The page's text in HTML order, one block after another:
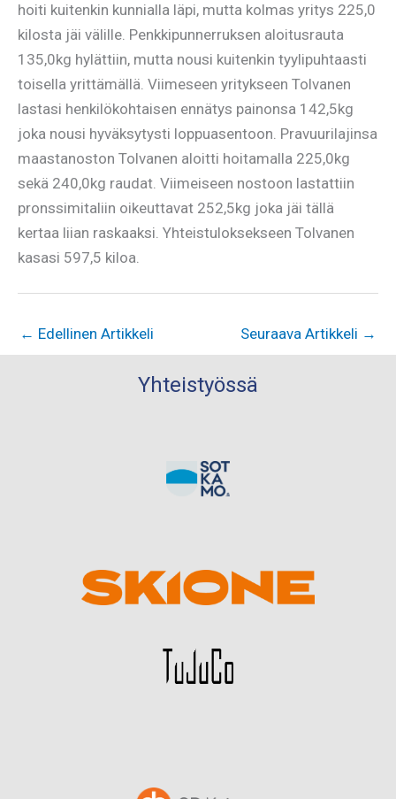
hoiti kuitenkin kunnialla läpi, mutta kolmas yritys 225,0
kilosta jäi välille. Penkkipunnerruksen aloitusrauta
135,0kg hylättiin, mutta nousi kuitenkin tyylipuhtaasti
toisella yrittämällä. Viimeseen yritykseen Tolvanen
lastasi henkilökohtaisen ennätys painonsa 142,5kg
joka nousi hyväksytysti loppuasentoon. Pravuurilajinsa
maastanoston Tolvanen aloitti hoitamalla 225,0kg
sekä 240,0kg raudat. Viimeiseen nostoon lastattiin
pronssimitaliin oikeuttavat 252,5kg joka jäi tällä
kertaa liian raskaaksi. Yhteistuloksekseen Tolvanen
kasasi 597,5 kiloa.
← Edellinen Artikkeli Seuraava Artikkeli →
Yhteistyössä